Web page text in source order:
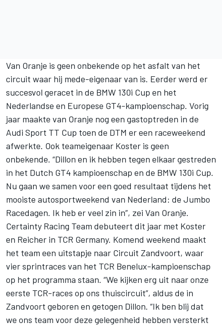
Van Oranje is geen onbekende op het asfalt van het
circuit waar hij mede-eigenaar van is. Eerder werd er
succesvol geracet in de BMW 130i Cup en het
Nederlandse en Europese GT4-kampioenschap. Vorig
jaar maakte van Oranje nog een gastoptreden in de
Audi Sport TT Cup toen de DTM er een raceweekend
afwerkte. Ook teameigenaar Koster is geen
onbekende. “Dillon en ik hebben tegen elkaar gestreden
in het Dutch GT4 kampioenschap en de BMW 130i Cup.
Nu gaan we samen voor een goed resultaat tijdens het
mooiste autosportweekend van Nederland: de Jumbo
Racedagen. Ik heb er veel zin in”, zei Van Oranje.
Certainty Racing Team debuteert dit jaar met Koster
en Reicher in TCR Germany. Komend weekend maakt
het team een uitstapje naar Circuit Zandvoort, waar
vier sprintraces van het TCR Benelux-kampioenschap
op het programma staan. “We kijken erg uit naar onze
eerste TCR-races op ons thuiscircuit”, aldus de in
Zandvoort geboren en getogen Dillon. “Ik ben blij dat
we ons team voor deze gelegenheid hebben versterkt